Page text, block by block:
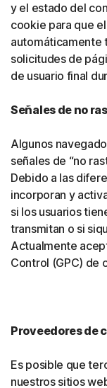
y el estado del
cookie para que
automáticamente
solicitudes de
de usuario final
Señales de no
Algunos
señales de “no
Debido a las
incorporan y
si los usuarios
transmitan o si
Actualmente
Control (GPC) de
Proveedores de
Es posible que
nuestros sitios